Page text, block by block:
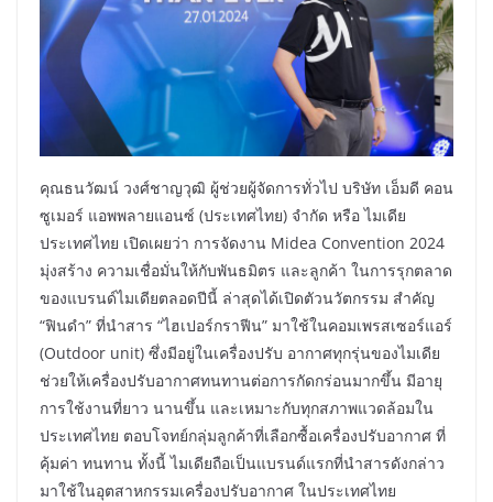
คุณธนวัฒน์ วงศ์ชาญวุฒิ ผู้ช่วยผู้จัดการทั่วไป บริษัท เอ็มดี คอน
ซูเมอร์ แอพพลายแอนซ์ (ประเทศไทย) จำกัด หรือ ไมเดีย
ประเทศไทย เปิดเผยว่า การจัดงาน Midea Convention 2024
มุ่งสร้าง ความเชื่อมั่นให้กับพันธมิตร และลูกค้า ในการรุกตลาด
ของแบรนด์ไมเดียตลอดปีนี้ ล่าสุดได้เปิดตัวนวัตกรรม สำคัญ
“ฟินดำ” ที่นำสาร “ไฮเปอร์กราฟีน” มาใช้ในคอมเพรสเซอร์แอร์
(Outdoor unit) ซึ่งมีอยู่ในเครื่องปรับ อากาศทุกรุ่นของไมเดีย
ช่วยให้เครื่องปรับอากาศทนทานต่อการกัดกร่อนมากขึ้น มีอายุ
การใช้งานที่ยาว นานขึ้น และเหมาะกับทุกสภาพแวดล้อมใน
ประเทศไทย ตอบโจทย์กลุ่มลูกค้าที่เลือกซื้อเครื่องปรับอากาศ ที่
คุ้มค่า ทนทาน ทั้งนี้ ไมเดียถือเป็นแบรนด์แรกที่นำสารดังกล่าว
มาใช้ในอุตสาหกรรมเครื่องปรับอากาศ ในประเทศไทย